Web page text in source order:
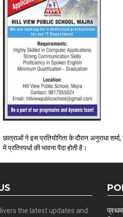
छात्राओं ने इस प्रतियोगिता के दौरान अनुराधा
में प्रतिस्पर्धा की भावना पैदा होती है।
the latest updates and
प्रथम